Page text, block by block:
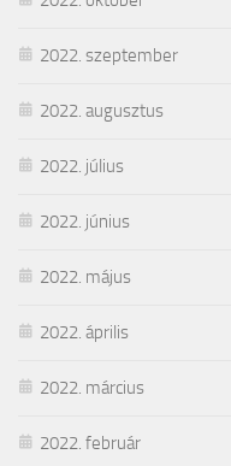
2022. szeptember
2022. augusztus
2022. július
2022. június
2022. május
2022. április
2022. március
2022. február